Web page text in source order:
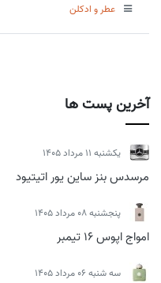
آخرین پست ها
يكشنبه 11 مرداد 1405
مرسدس بنز ساین یور اتیتیود
پنجشنبه 08 مرداد 1405
امواج اپوس 16 تیمبر
سه شنبه 06 مرداد 1405
عطر و ادکلن